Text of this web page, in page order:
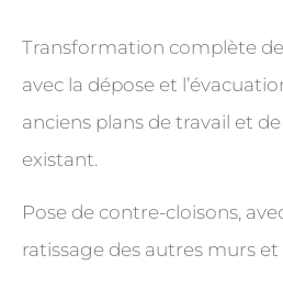
Transformation complète
avec la dépose et
anciens plans de travail et
existant.
Pose de contre-cloisons,
ratissage des autres murs